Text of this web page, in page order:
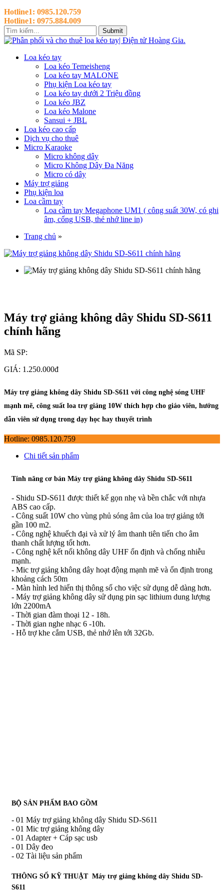
Hotline1: 0985.120.759
Hotline1: 0975.884.009
Submit
Loa kéo tay
Loa kéo Temeisheng
Loa kéo tay MALONE
Phụ kiện Loa kéo tay
Loa kéo tay dưới 2 Triệu đồng
Loa kéo JBZ
Loa kéo Malone
Sansui + JBL
Loa kéo cao cấp
Dịch vụ cho thuê
Micro Karaoke
Micro không dây
Micro Không Dây Đa Năng
Micro có dây
Máy trợ giảng
Phụ kiện loa
Loa cầm tay
Loa cầm tay Megaphone UM1 ( công suất 30W, có ghi
âm, cổng USB, thẻ nhớ line in)
Trang chủ »
Máy trợ giảng không dây Shidu SD-S611
chính hãng
Mã SP:
GIÁ: 1.250.000đ
Máy trợ giảng không dây Shidu SD-S611 với công nghệ sóng UHF
mạnh mẽ, công suất loa trợ giảng 10W thích hợp cho giáo viên, hướng
dẫn viên sử dụng trong dạy học hay thuyết trình
Hotline: 0985.120.759
Chi tiết sản phẩm
Tính năng cơ bản Máy trợ giảng không dây Shidu SD-S611
- Shidu SD-S611 được thiết kế gọn nhẹ và bền chắc với nhựa
ABS cao cấp.
- Công suất 10W cho vùng phủ sóng âm của loa trợ giảng tới
gần 100 m2.
- Công nghệ khuếch đại và xử lý âm thanh tiên tiến cho âm
thanh chất lượng tốt hơn.
- Công nghệ kết nối không dây UHF ổn định và chống nhiễu
mạnh.
- Mic trợ giảng không dây hoạt động mạnh mẽ và ổn định trong
khoảng cách 50m
- Màn hình led hiển thị thông số cho việc sử dụng dễ dàng hơn.
- Máy trợ giảng không dây sử dụng pin sạc lithium dung lượng
lớn 2200mA
- Thời gian đàm thoại 12 - 18h.
- Thời gian nghe nhạc 6 -10h.
- Hỗ trợ khe cắm USB, thẻ nhớ lên tới 32Gb.
BỘ SẢN PHẨM BAO GỒM
- 01 Máy trợ giảng không dây Shidu SD-S611
- 01 Mic trợ giảng không dây
- 01 Adapter + Cáp sạc usb
- 01 Dây đeo
- 02 Tài liệu sản phẩm
THÔNG SỐ KỸ THUẬT Máy trợ giảng không dây Shidu SD-
S611